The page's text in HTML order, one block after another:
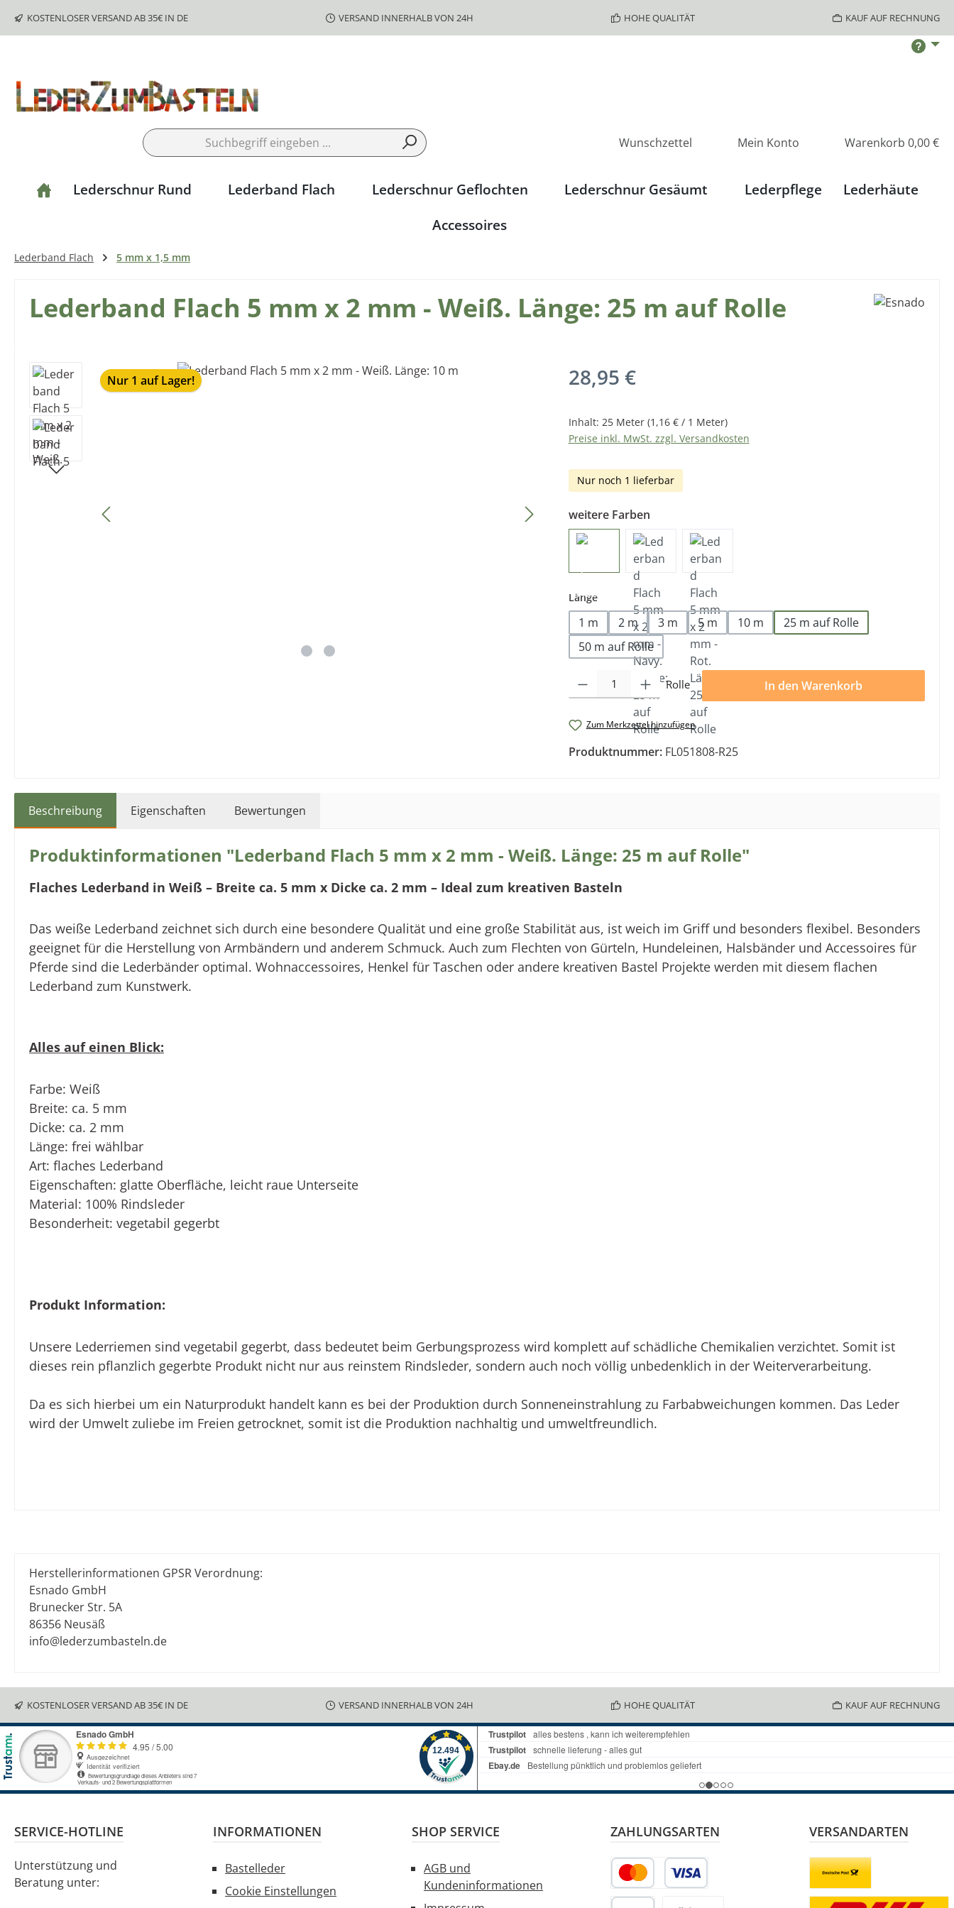
Hauptinhalt springen
Zur Suche springen
Zur Hauptnavigation springen
KOSTENLOSER VERSAND AB 35€ IN DE VERSAND INNERHALB VON 24H HOHE QUALITÄT KAUF AUF RECHNUNG
Wunschzettel Mein Konto Warenkorb 0,00 €
Lederschnur Rund Lederband Flach Lederschnur Geflochten Lederschnur Gesäumt Lederpflege
Lederhäute
Accessoires
Lederband Flach 5 mm x 1,5 mm
Lederband Flach 5 mm x 2 mm - Weiß. Länge: 25 m auf Rolle
Bildergalerie überspringen
Nur 1 auf Lager!
Regulärer Preis:
28,95 €
Inhalt: 25 Meter (1,16 € / 1 Meter)
Preise inkl. MwSt. zzgl. Versandkosten
Nur noch 1 lieferbar
weitere Farben
Längeauswählen
1 m 2 m 3 m 5 m 10 m
25 m auf Rolle
50 m auf Rolle
Produkt Anzahl: Gib den gewünschten Wert ein oder benutze die
Rolle In den Warenkorb
Zum Merkzettel hinzufügen
Produktnummer: FL051808-R25
Beschreibung Eigenschaften Bewertungen
Produktinformationen "Lederband Flach 5 mm x 2 mm - Weiß. Länge: 25 m auf Rolle"
Flaches Lederband in Weiß – Breite ca. 5 mm x Dicke ca. 2 mm – Ideal zum kreativen Basteln
Das weiße Lederband zeichnet sich durch eine besondere Qualität und eine große Stabilität aus, ist weich im Griff und besonders flexibel. Besonders
geeignet für die Herstellung von Armbändern und anderem Schmuck. Auch zum Flechten von Gürteln, Hundeleinen, Halsbänder und Accessoires für
Pferde sind die Lederbänder optimal. Wohnaccessoires, Henkel für Taschen oder andere kreativen Bastel Projekte werden mit diesem flachen
Lederband zum Kunstwerk.
Alles auf einen Blick:
Farbe: Weiß
Breite: ca. 5 mm
Dicke: ca. 2 mm
Länge: frei wählbar
Art: flaches Lederband
Eigenschaften: glatte Oberfläche, leicht raue Unterseite
Material: 100% Rindsleder
Besonderheit: vegetabil gegerbt
Produkt Information:
Unsere Lederriemen sind vegetabil gegerbt, dass bedeutet beim Gerbungsprozess wird komplett auf schädliche Chemikalien verzichtet. Somit ist
dieses rein pflanzlich gegerbte Produkt nicht nur aus reinstem Rindsleder, sondern auch noch völlig unbedenklich in der Weiterverarbeitung.
Da es sich hierbei um ein Naturprodukt handelt kann es bei der Produktion durch Sonneneinstrahlung zu Farbabweichungen kommen. Das Leder
wird der Umwelt zuliebe im Freien getrocknet, somit ist die Produktion nachhaltig und umweltfreundlich.
Herstellerinformationen GPSR Verordnung:
Esnado GmbH
Brunecker Str. 5A
86356 Neusäß
info@lederzumbasteln.de
KOSTENLOSER VERSAND AB 35€ IN DE VERSAND INNERHALB VON 24H HOHE QUALITÄT KAUF AUF RECHNUNG
SERVICE-HOTLINE
Unterstützung und
Beratung unter:
INFORMATIONEN
Bastelleder
Cookie Einstellungen
SHOP SERVICE
AGB und
Kundeninformationen
VERSANDARTEN
Briefsendung
ZAHLUNGSARTEN
Kredit- oder Debitkarte